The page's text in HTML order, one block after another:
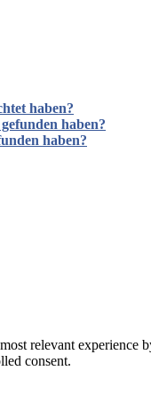
haben?
haben?
haben?
relevant
consent.